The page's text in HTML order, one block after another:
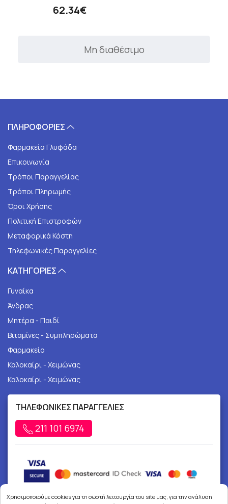
62.34€
Μη διαθέσιμο
ΠΛΗΡΟΦΟΡΙΕΣ
Φαρμακεία Γλυφάδα
Επικοινωνία
Τρόποι Παραγγελίας
Τρόποι Πληρωμής
Όροι Χρήσης
Πολιτική Επιστροφών
Μεταφορικά Κόστη
Τηλεφωνικές Παραγγελίες
ΚΑΤΗΓΟΡΙΕΣ
Γυναίκα
Άνδρας
Μητέρα - Παιδί
Βιταμίνες - Συμπληρώματα
Φαρμακείο
Καλοκαίρι - Χειμώνας
Καλοκαίρι - Χειμώνας
ΤΗΛΕΦΩΝΙΚΕΣ ΠΑΡΑΓΓΕΛΙΕΣ
211 101 6974
Χρησιμοποιούμε cookies για τη σωστή λειτουργία του site μας, για την ανάλυση